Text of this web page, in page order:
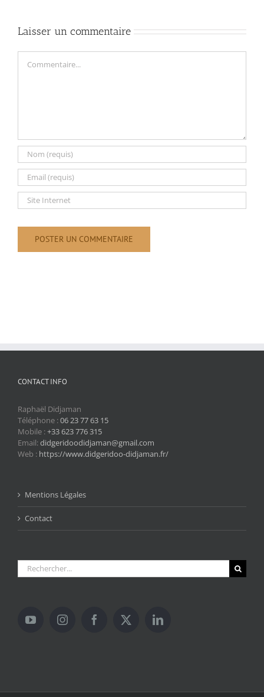
Laisser un commentaire
CONTACT INFO
Raphaël Didjaman
Téléphone :06 23 77 63 15
Mobile :+33 623 776 315
Email:didgeridoodidjaman@gmail.com
Web : https://www.didgeridoo-didjaman.fr/
Mentions Légales
Contact
Rechercher: